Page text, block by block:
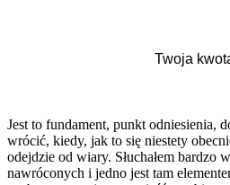
Jest to fundament, punkt odniesienia,
wrócić, kiedy, jak to się niestety
odejdzie od wiary. Słuchałem bardzo
nawróconych i jedno jest tam